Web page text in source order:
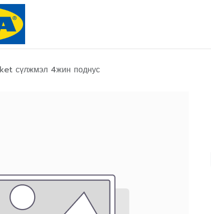
сүлжмэл 4жин поднус